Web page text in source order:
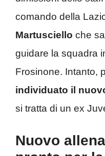
comando della
Martusciello che
guidare la squadra
Frosinone. Intanto,
individuato il
si tratta di un ex
Nuovo